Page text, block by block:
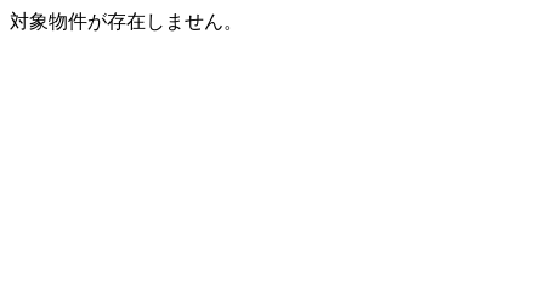
対象物件が存在しません。